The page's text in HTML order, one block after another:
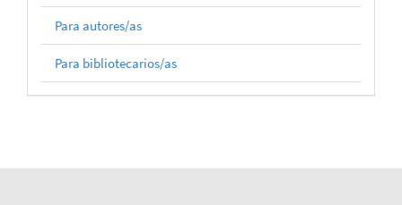
Para autores/as
Para bibliotecarios/as